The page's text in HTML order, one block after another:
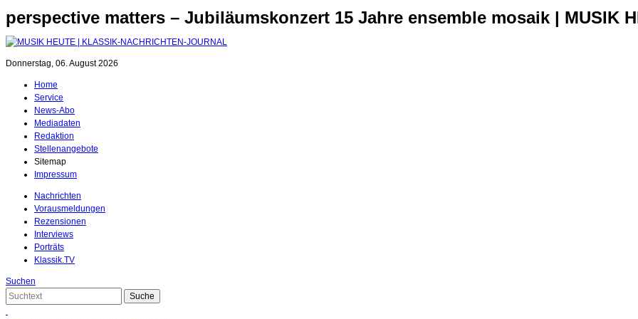
perspective matters – Jubiläumskonzert 15 Jahre ensemble mosaik | MUSIK
Donnerstag, 06. August 2026
Home
Service
News-Abo
Mediadaten
Redaktion
Stellenangebote
Sitemap
Impressum
Nachrichten
Vorausmeldungen
Rezensionen
Interviews
Porträts
Klassik.TV
Suchen